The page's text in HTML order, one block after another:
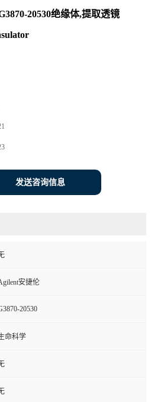
20530绝缘体,提取透镜
发送咨询信息
安捷伦
20530
命科学